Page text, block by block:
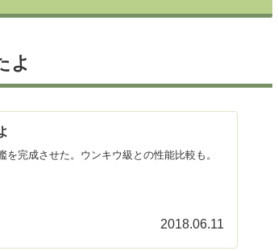
よ
完成させた。ウンキウ級との性能比較も。
2018.06.11